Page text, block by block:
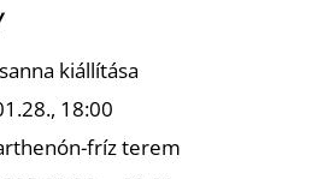
kiállítása
18:00
fríz terem